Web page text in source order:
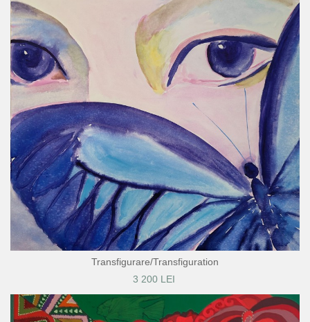
Transfigurare/Transfiguration
3 200 LEI